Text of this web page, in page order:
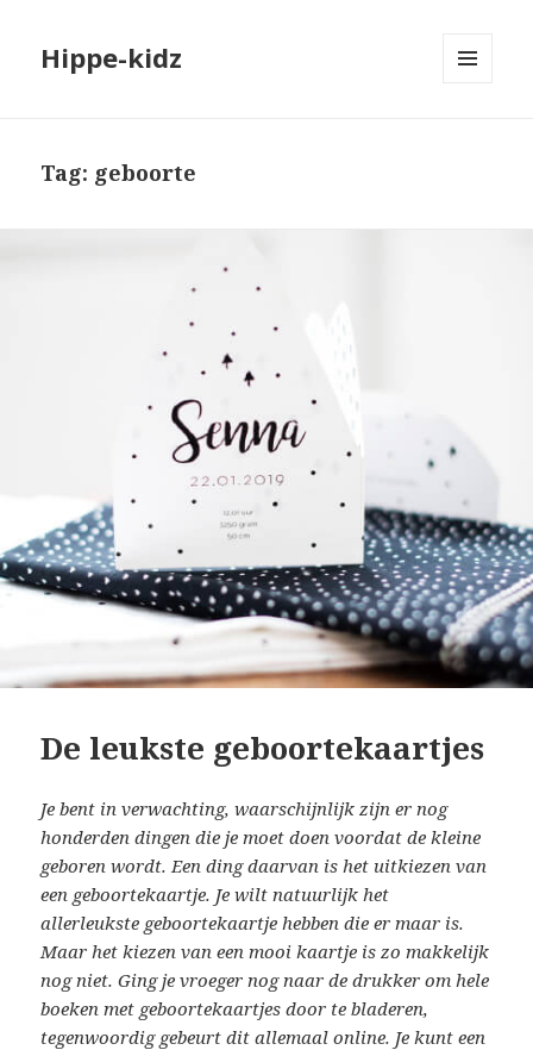
Hippe-kidz
Tag: geboorte
De leukste geboortekaartjes
Je bent in verwachting, waarschijnlijk zijn er nog
honderden dingen die je moet doen voordat de kleine
geboren wordt. Een ding daarvan is het uitkiezen van
een geboortekaartje. Je wilt natuurlijk het
allerleukste geboortekaartje hebben die er maar is.
Maar het kiezen van een mooi kaartje is zo makkelijk
nog niet. Ging je vroeger nog naar de drukker om hele
boeken met geboortekaartjes door te bladeren,
tegenwoordig gebeurt dit allemaal online. Je kunt een